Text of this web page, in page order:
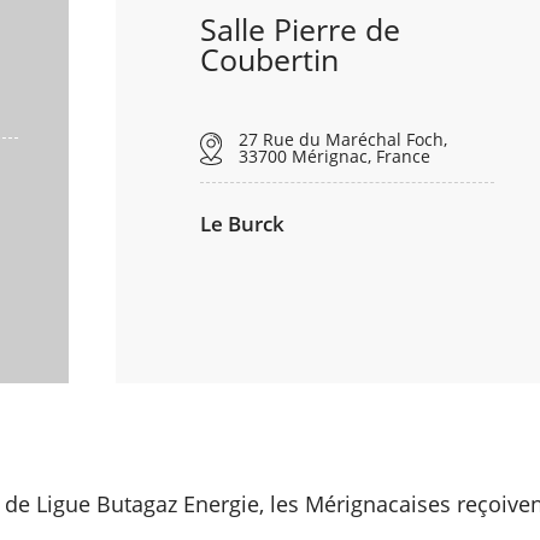
Salle Pierre de
Coubertin
27 Rue du Maréchal Foch,
33700 Mérignac, France
Le Burck
Ligue Butagaz Energie, les Mérignacaises